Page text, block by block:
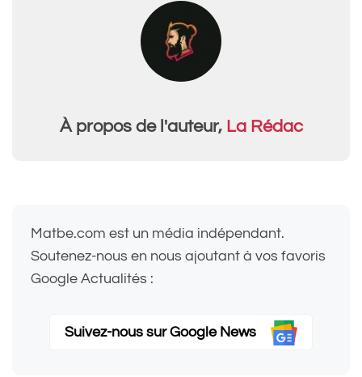
À propos de l'auteur, La Rédac
Matbe.com est un média indépendant.
Soutenez-nous en nous ajoutant à vos favoris
Google Actualités :
Suivez-nous sur Google News